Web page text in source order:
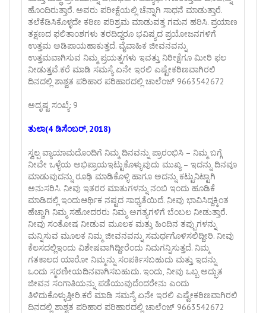
ಹೊಂದಿರುತ್ತಾರೆ. ಅವರು ಪರೀಕ್ಷೆಯಲ್ಲಿ ಚೆನ್ನಾಗಿ ಸಾಧನೆ ಮಾಡುತ್ತಾರೆ.
ತಲೆಕೆಡಿಸಿಕೊಳ್ಳದೇ ಕಠಿಣ ಪರಿಶ್ರಮ ಮಾಡುವತ್ತ ಗಮನ ಹರಿಸಿ. ಪ್ರಯಾಣ
ತಕ್ಷಣದ ಫಲಿತಾಂಶಗಳು ತರದಿದ್ದರೂ ಭವಿಷ್ಯದ ಪ್ರಯೋಜನಗಳಿಗೆ
ಉತ್ತಮ ಅಡಿಪಾಯಹಾಕುತ್ತದೆ. ವೈವಾಹಿಕ ಜೀವನವನ್ನು
ಉತ್ತಮವಾಗಿಸುವ ನಿಮ್ಮ ಪ್ರಯತ್ನಗಳು ಇವತ್ತು ನಿರೀಕ್ಷೆಗೂ ಮೀರಿ ಫಲ
ನೀಡುತ್ತವೆ.ಕರೆ ಮಾಡಿ ಸಮಸ್ಯೆ ಏನೇ ಇರಲಿ ಎಷ್ಟೇಕಠಿಣವಾಗಿರಲಿ
ದಿನದಲ್ಲಿ ಶಾಶ್ವತ ಪರಿಹಾರ ಪರಿಹಾರದಲ್ಲಿ ಚಾಲೆಂಜ್ 9663542672
ಅದೃಷ್ಟ ಸಂಖ್ಯೆ: 9
ತುಲಾ(4 ಡಿಸೆಂಬರ್, 2018)
ಸ್ವಲ್ಪ ವ್ಯಾಯಾಮದೊಂದಿಗೆ ನಿಮ್ಮ ದಿನವನ್ನು ಪ್ರಾರಂಭಿಸಿ – ನಿಮ್ಮ ಬಗ್ಗೆ
ನೀವೇ ಒಳ್ಳೆಯ ಅಭಿಪ್ರಾಯಇಟ್ಟುಕೊಳ್ಳುವುದು ಮುಖ್ಯ – ಇದನ್ನು ದಿನವೂ
ಮಾಡುವುದನ್ನು ರೂಢಿ ಮಾಡಿಕೊಳ್ಳಿ ಹಾಗೂ ಅದನ್ನು ಕಟ್ಟುನಿಟ್ಟಾಗಿ
ಅನುಸರಿಸಿ. ನೀವು ಇತರರ ಮಾತುಗಳನ್ನು ನಂಬಿ ಇಂದು ಹೂಡಿಕೆ
ಮಾಡಿದಲ್ಲಿ ಇಂದುಆರ್ಥಿಕ ನಷ್ಟದ ಸಾಧ್ಯತೆಯಿದೆ. ನೀವು ಭಾವಿಸಿದ್ದಕ್ಕಿಂತ
ಹೆಚ್ಚಾಗಿ ನಿಮ್ಮ ಸಹೋದರರು ನಿಮ್ಮ ಅಗತ್ಯಗಳಿಗೆ ಬೆಂಬಲ ನೀಡುತ್ತಾರೆ.
ನೀವು ಸಂತೋಷ ನೀಡುವ ಮೂಲಕ ಮತ್ತು ಹಿಂದಿನ ತಪ್ಪುಗಳನ್ನು
ಮನ್ನಿಸುವ ಮೂಲಕ ನಿಮ್ಮ ಜೀವನವನ್ನು ಸಮರ್ಥಗೊಳಿಸಲಿದ್ದೀರಿ. ನೀವು
ಕೆಲಸದಲ್ಲಿಇಂದು ವಿಶೇಷವಾಗಿದ್ದೀರೆಂದು ನಿಮಗನ್ನಿಸುತ್ತದೆ. ನಿಮ್ಮ
ಗತಕಾಲದ ಯಾರೋ ನಿಮ್ಮನ್ನು ಸಂಪರ್ಕಿಸಬಹುದು ಮತ್ತು ಇದನ್ನು
ಒಂದು ಸ್ಮರಣೀಯದಿನವಾಗಿಸಬಹುದು. ಇಂದು, ನೀವು ಒಬ್ಬ ಅದ್ಭುತ
ಜೀವನ ಸಂಗಾತಿಯನ್ನು ಪಡೆಯುವುದೆಂದರೇನು ಎಂದು
ತಿಳಿದುಕೊಳ್ಳುತ್ತೀರಿ.ಕರೆ ಮಾಡಿ ಸಮಸ್ಯೆ ಏನೇ ಇರಲಿ ಎಷ್ಟೇಕಠಿಣವಾಗಿರಲಿ
ದಿನದಲ್ಲಿ ಶಾಶ್ವತ ಪರಿಹಾರ ಪರಿಹಾರದಲ್ಲಿ ಚಾಲೆಂಜ್ 9663542672